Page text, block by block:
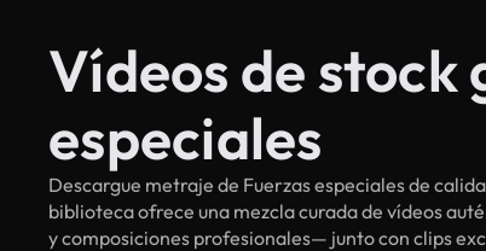
Vídeos de stock
especiales
Descargue metraje de Fuerzas especiales de
biblioteca ofrece una mezcla curada de vídeos
y composiciones profesionales— junto con clips